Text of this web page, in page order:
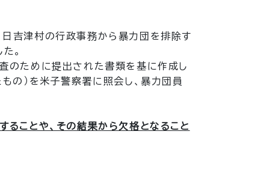
吉津村の行政事務から暴力団を排除す
。
のために提出された書類を基に作成し
の）を米子警察署に照会し、暴力団員
ることや、その結果から欠格となること